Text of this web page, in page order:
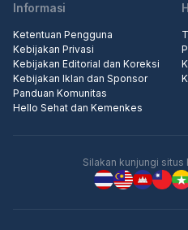
Informasi
Ketentuan Pengguna
Kebijakan Privasi
Kebijakan Editorial dan Koreksi
Kebijakan Iklan dan Sponsor
Panduan Komunitas
Hello Sehat dan Kemenkes
Silakan kunjungi situs